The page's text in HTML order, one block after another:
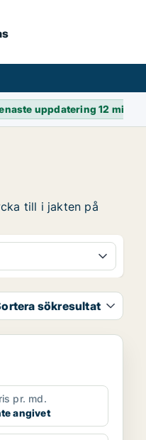
uppdatering12 min
till i jakten på
sökresultat
pr. md.
angivet